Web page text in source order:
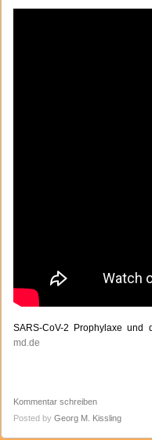
SARS-CoV-2 Prophylaxe und
md.de
Kommentar schreiben
Posted by Georg M. Kissling